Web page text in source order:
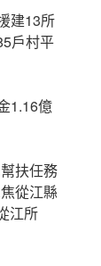
建13所
戶村平
1.16億
扶任務
從江縣
江所